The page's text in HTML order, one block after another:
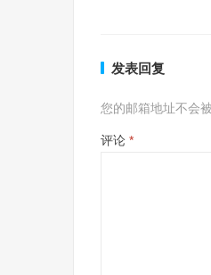
发表回复
您的邮箱地址不会被
评论 *